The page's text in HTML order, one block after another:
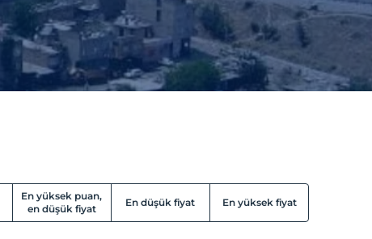
En yüksek puan,
en düşük fiyat
En düşük fiyat En yüksek fiyat